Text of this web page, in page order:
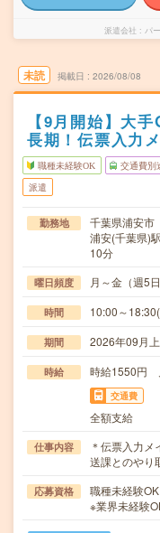
派遣会社 パ
未読 掲載日 2026/08/08
【9月開始】大
長期！伝票入力
職種未経験OK 交通費別
派遣
勤務地
千葉県浦安市
浦安(千葉県)
10分
曜日頻度 月～金（週5日
時間 10:00～
期間 2026年09月
時給 時給1550円
交通費
全額支給
仕事内容
＊伝票入力
送課とのやり
応募資格
職種未経験
※業界未経験